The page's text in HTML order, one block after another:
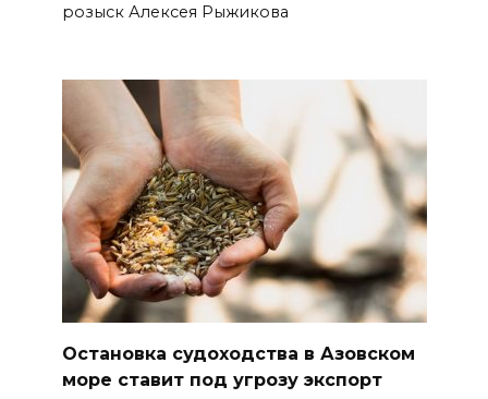
розыск Алексея Рыжикова
Остановка судоходства в Азовском
море ставит под угрозу экспорт